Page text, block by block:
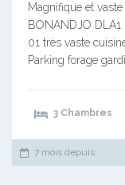
Magnifique et
BONANDJO
01 très vaste
Parking forage
3 Chambres
7 mois depuis